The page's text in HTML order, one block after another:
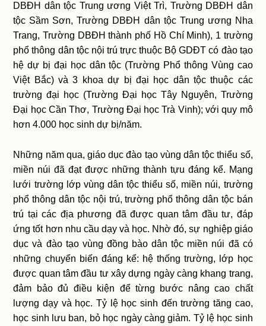
DBĐH dân tộc Trung ương Việt Trì, Trường DBĐH dân
tộc Sầm Sơn, Trường DBĐH dân tộc Trung ương Nha
Trang, Trường DBĐH thành phố Hồ Chí Minh), 1 trường
phổ thông dân tộc nội trú trực thuộc Bộ GDĐT có đào tạo
hệ dự bị đại học dân tộc (Trường Phổ thông Vùng cao
Việt Bắc) và 3 khoa dự bị đại học dân tộc thuộc các
trường đại học (Trường Đại học Tây Nguyên, Trường
Đại học Cần Thơ, Trường Đại học Trà Vinh); với quy mô
hơn 4.000 học sinh dự bị/năm.
Những năm qua, giáo dục đào tạo vùng dân tộc thiểu số,
miền núi đã đạt được những thành tựu đáng kể. Mạng
lưới trường lớp vùng dân tộc thiểu số, miền núi, trường
phổ thông dân tộc nội trú, trường phổ thông dân tộc bán
trú tại các địa phương đã được quan tâm đầu tư, đáp
ứng tốt hơn nhu cầu dạy và học. Nhờ đó, sự nghiệp giáo
dục và đào tạo vùng đồng bào dân tộc miền núi đã có
những chuyển biến đáng kể: hệ thống trường, lớp học
được quan tâm đầu tư xây dựng ngày càng khang trang,
đảm bảo đủ điều kiện để từng bước nâng cao chất
lượng dạy và học. Tỷ lệ học sinh đến trường tăng cao,
học sinh lưu ban, bỏ học ngày càng giảm. Tỷ lệ học sinh